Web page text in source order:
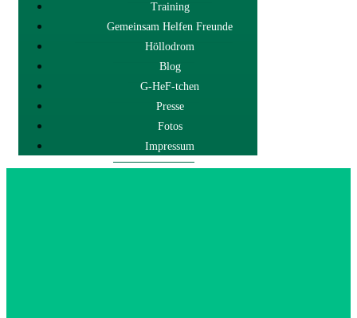
Training
Gemeinsam Helfen Freunde
Höllodrom
Blog
G-HeF-tchen
Presse
Fotos
Impressum